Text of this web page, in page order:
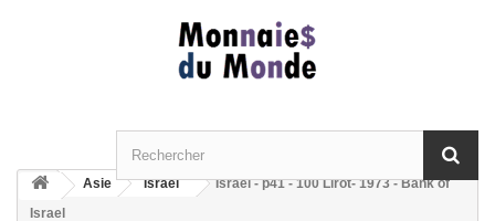
Asie Israël
Israël - p41 - 100 Lirot- 1973 - Bank of
Israel